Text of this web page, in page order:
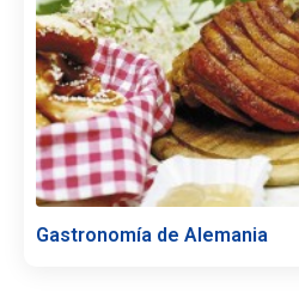
Gastronomía de Alemania